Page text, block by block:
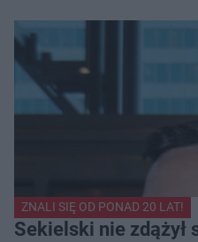
ZNALI SIĘ OD PONAD 20 LAT!
Sekielski nie zdążył